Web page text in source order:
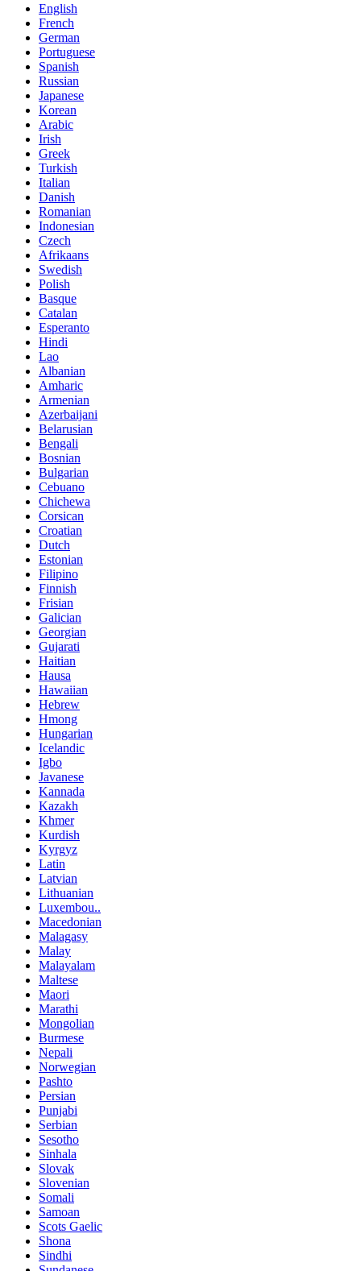
English
French
German
Portuguese
Spanish
Russian
Japanese
Korean
Arabic
Irish
Greek
Turkish
Italian
Danish
Romanian
Indonesian
Czech
Afrikaans
Swedish
Polish
Basque
Catalan
Esperanto
Hindi
Lao
Albanian
Amharic
Armenian
Azerbaijani
Belarusian
Bengali
Bosnian
Bulgarian
Cebuano
Chichewa
Corsican
Croatian
Dutch
Estonian
Filipino
Finnish
Frisian
Galician
Georgian
Gujarati
Haitian
Hausa
Hawaiian
Hebrew
Hmong
Hungarian
Icelandic
Igbo
Javanese
Kannada
Kazakh
Khmer
Kurdish
Kyrgyz
Latin
Latvian
Lithuanian
Luxembou..
Macedonian
Malagasy
Malay
Malayalam
Maltese
Maori
Marathi
Mongolian
Burmese
Nepali
Norwegian
Pashto
Persian
Punjabi
Serbian
Sesotho
Sinhala
Slovak
Slovenian
Somali
Samoan
Scots Gaelic
Shona
Sindhi